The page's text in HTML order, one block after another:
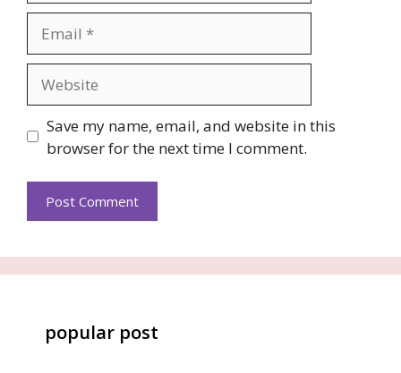
Save my name, email, and website in this
browser for the next time I comment.
popular post